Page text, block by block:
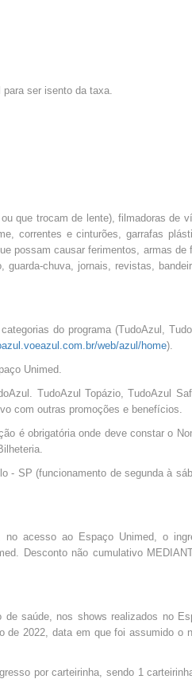
ser isento da taxa.
que trocam de lente), filmadoras de
correntes e cinturões, garrafas
possam causar ferimentos, armas de
chuva, jornais, revistas,
do programa (TudoAzul,
web/azul/home).
Unimed.
TudoAzul Topázio, TudoAzul
com outras promoções e benefícios.
é obrigatória onde deve constar o
- SP (funcionamento de segunda à
no acesso ao Espaço Unimed, o
Desconto não cumulativo
saúde, nos shows realizados no
de 2022, data em que foi assumido o
por carteirinha, sendo 1